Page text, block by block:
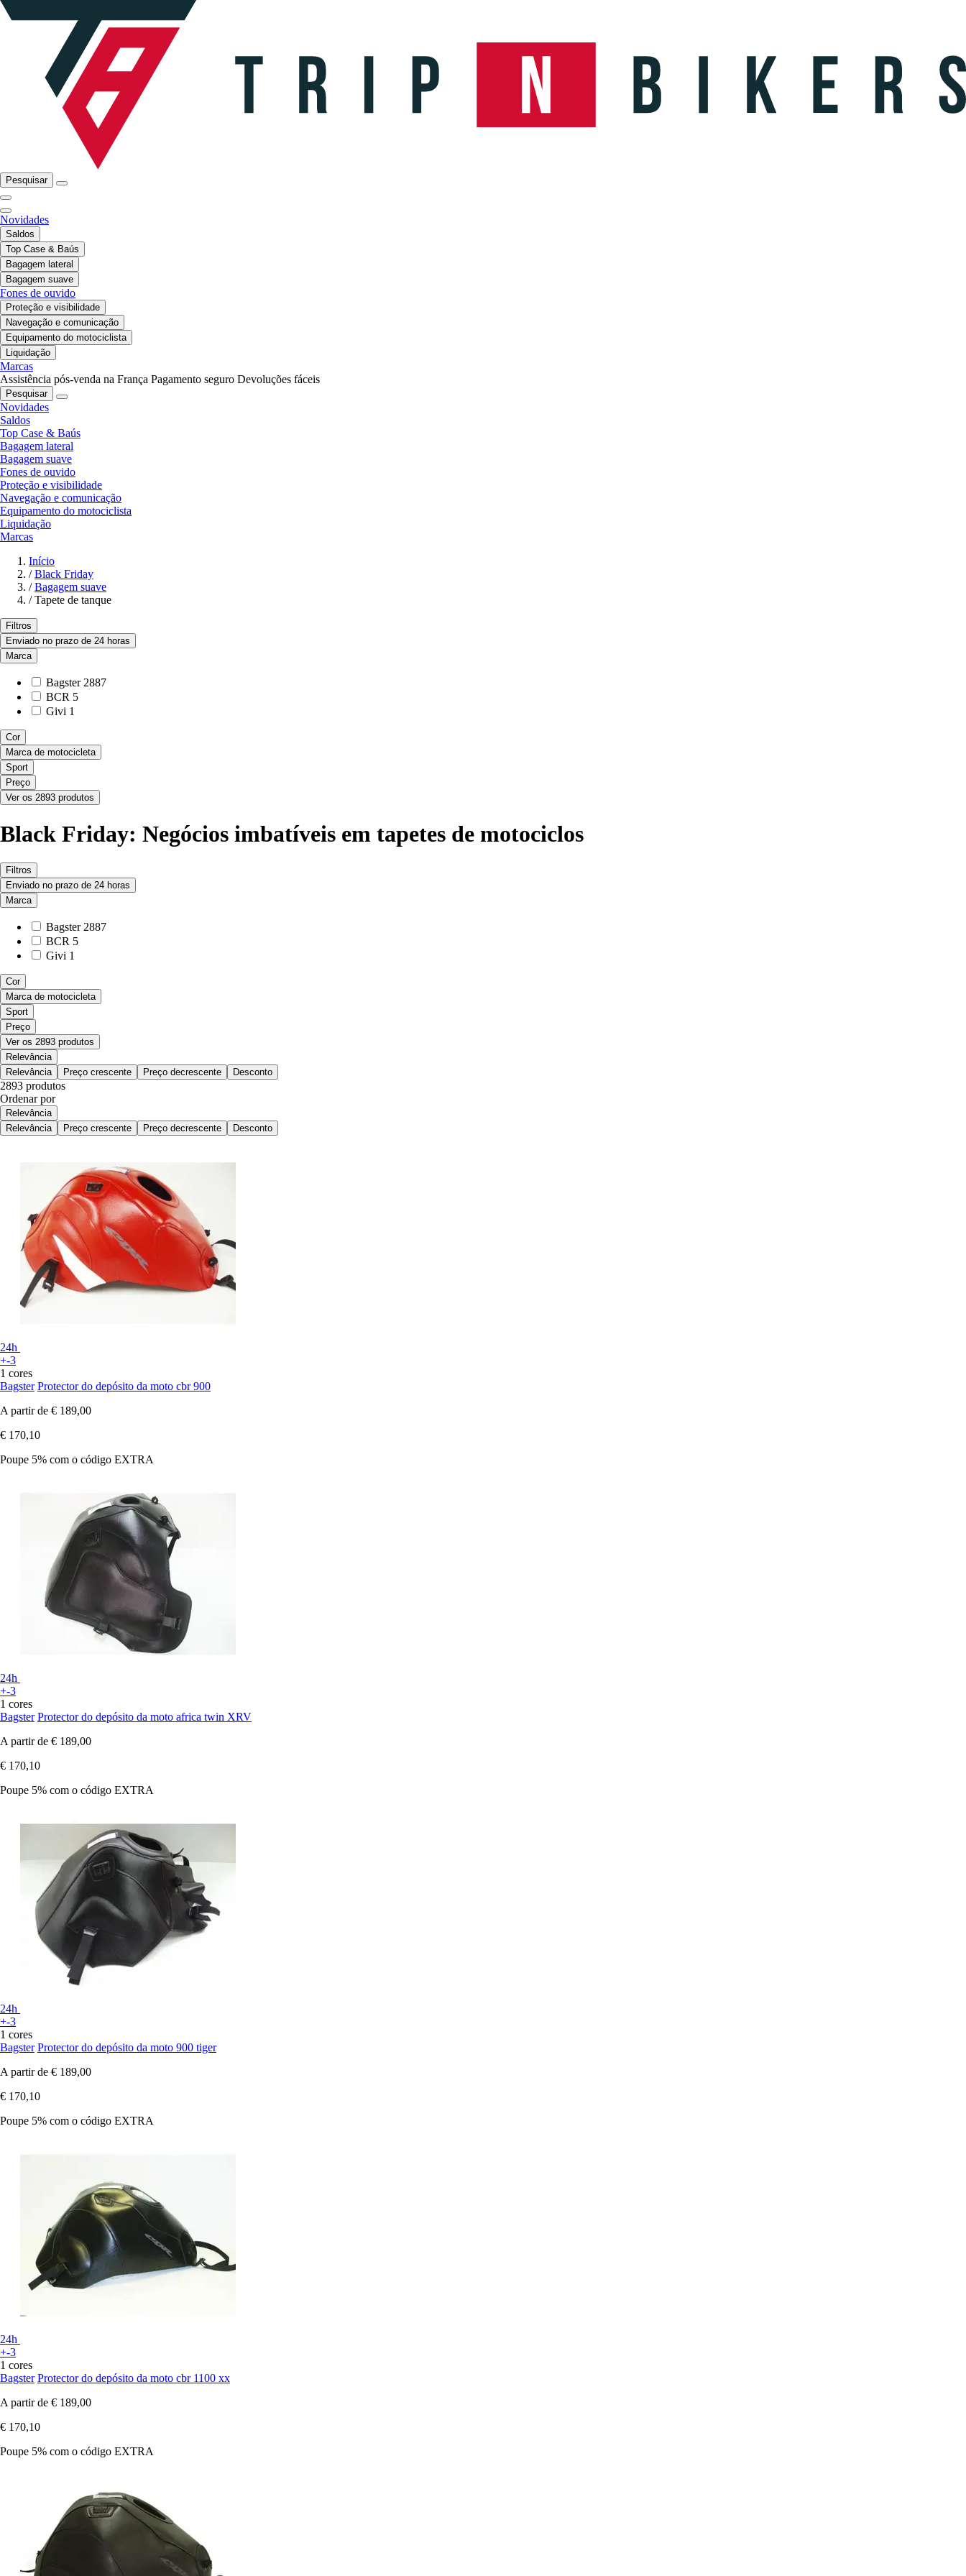
Pesquisar
Novidades
Saldos
Top Case & Baús
Bagagem lateral
Bagagem suave
Fones de ouvido
Proteção e visibilidade
Navegação e comunicação
Equipamento do motociclista
Liquidação
Marcas
Assistência pós-venda na França Pagamento seguro Devoluções fáceis
Pesquisar
Novidades
Saldos
Top Case & Baús
Bagagem lateral
Bagagem suave
Fones de ouvido
Proteção e visibilidade
Navegação e comunicação
Equipamento do motociclista
Liquidação
Marcas
Início
/ Black Friday
/ Bagagem suave
/ Tapete de tanque
Filtros
Enviado no prazo de 24 horas
Marca
Bagster 2887
BCR 5
Givi 1
Cor
Marca de motocicleta
Sport
Preço
Ver os 2893 produtos
Black Friday: Negócios imbatíveis em tapetes de motociclos
Filtros
Enviado no prazo de 24 horas
Marca
Bagster 2887
BCR 5
Givi 1
Cor
Marca de motocicleta
Sport
Preço
Ver os 2893 produtos
Relevância
Relevância
Preço crescente Preço decrescente Desconto
2893 produtos
Ordenar por
Relevância
Relevância
Preço crescente Preço decrescente Desconto
24h
+-3
1 cores
Bagster Protector do depósito da moto cbr 900
A partir de € 189,00
€ 170,10
Poupe 5% com o código EXTRA
24h
+-3
1 cores
Bagster Protector do depósito da moto africa twin XRV
A partir de € 189,00
€ 170,10
Poupe 5% com o código EXTRA
24h
+-3
1 cores
Bagster Protector do depósito da moto 900 tiger
A partir de € 189,00
€ 170,10
Poupe 5% com o código EXTRA
24h
+-3
1 cores
Bagster Protector do depósito da moto cbr 1100 xx
A partir de € 189,00
€ 170,10
Poupe 5% com o código EXTRA